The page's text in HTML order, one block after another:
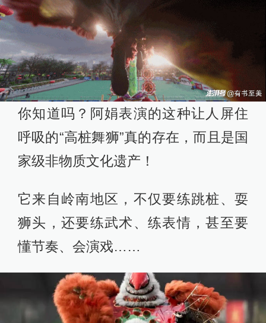
你知道吗？阿娟表演的这种让人屏住
呼吸的“高桩舞狮”真的存在，而且是国
家级非物质文化遗产！
它来自岭南地区，不仅要练跳桩、耍
狮头，还要练武术、练表情，甚至要
懂节奏、会演戏……